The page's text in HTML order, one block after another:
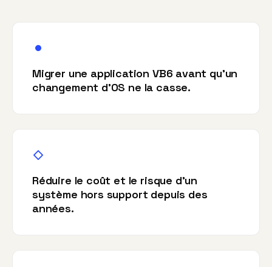
Migrer une application VB6 avant qu'un
changement d'OS ne la casse.
Réduire le coût et le risque d'un
système hors support depuis des
années.